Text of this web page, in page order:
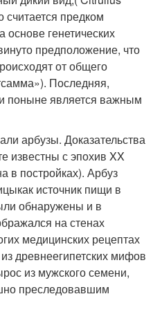
предком
основе генетических
предположение, что
от общего
Последняя,
поныне является важным
арбузы. Доказательства
известны с эпохив XX
в постройках). Арбуз
источник пищи в
обнаружены и в
на стенах
медицинских рецептах
древнеегипетских мифов
из мужского семени,
преследовавшим